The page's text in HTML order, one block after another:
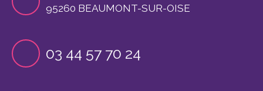
95260 BEAUMONT-SUR-OISE
03 44 57 70 24